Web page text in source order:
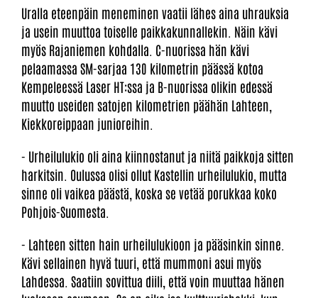
Uralla eteenpäin meneminen vaatii lähes aina uhrauksia
ja usein muuttoa toiselle paikkakunnallekin. Näin kävi
myös Rajaniemen kohdalla. C-nuorissa hän kävi
pelaamassa SM-sarjaa 130 kilometrin päässä kotoa
Kempeleessä Laser HT:ssa ja B-nuorissa olikin edessä
muutto useiden satojen kilometrien päähän Lahteen,
Kiekkoreippaan junioreihin.
- Urheilulukio oli aina kiinnostanut ja niitä paikkoja sitten
harkitsin. Oulussa olisi ollut Kastellin urheilulukio, mutta
sinne oli vaikea päästä, koska se vetää porukkaa koko
Pohjois-Suomesta.
- Lahteen sitten hain urheilulukioon ja pääsinkin sinne.
Kävi sellainen hyvä tuuri, että mummoni asui myös
Lahdessa. Saatiin sovittua diili, että voin muuttaa hänen